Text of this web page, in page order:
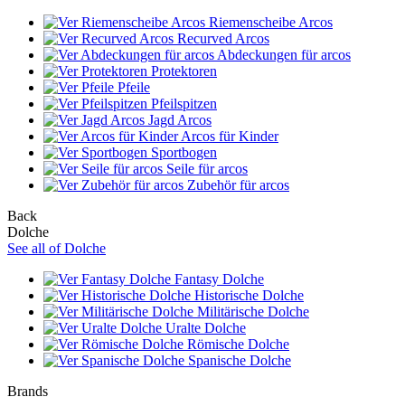
Riemenscheibe Arcos
Recurved Arcos
Abdeckungen für arcos
Protektoren
Pfeile
Pfeilspitzen
Jagd Arcos
Arcos für Kinder
Sportbogen
Seile für arcos
Zubehör für arcos
Back
Dolche
See all of Dolche
Fantasy Dolche
Historische Dolche
Militärische Dolche
Uralte Dolche
Römische Dolche
Spanische Dolche
Brands